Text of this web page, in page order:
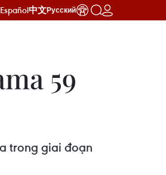
Español中文Русский
59
trong giai đoạn